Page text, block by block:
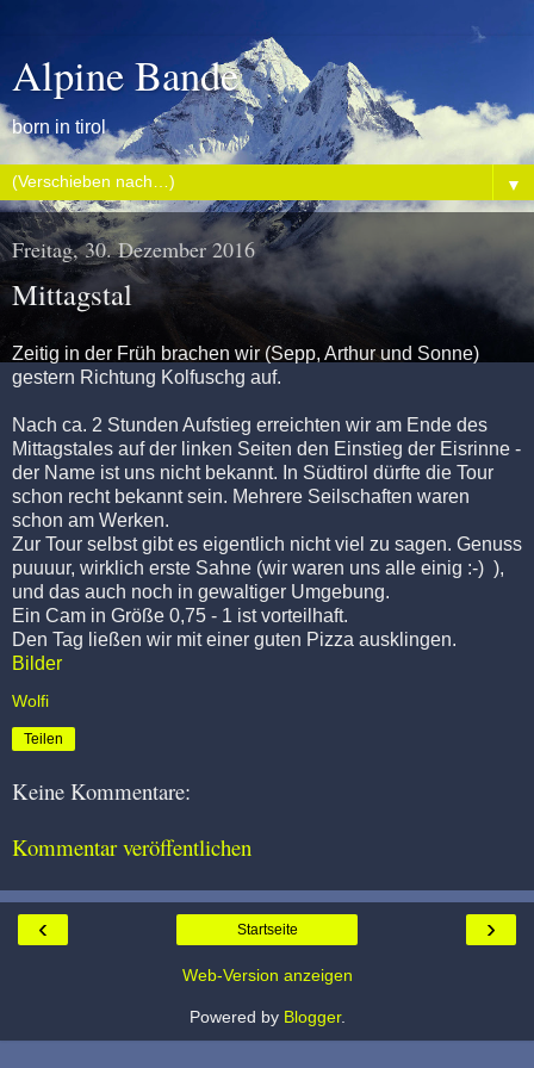
Alpine Bande
born in tirol
▼
Freitag, 30. Dezember 2016
Mittagstal
Zeitig in der Früh brachen wir (Sepp, Arthur und Sonne)
gestern Richtung Kolfuschg auf.
Nach ca. 2 Stunden Aufstieg erreichten wir am Ende des
Mittagstales auf der linken Seiten den Einstieg der Eisrinne -
der Name ist uns nicht bekannt. In Südtirol dürfte die Tour
schon recht bekannt sein. Mehrere Seilschaften waren
schon am Werken.
Zur Tour selbst gibt es eigentlich nicht viel zu sagen. Genuss
puuuur, wirklich erste Sahne (wir waren uns alle einig :-) ),
und das auch noch in gewaltiger Umgebung.
Ein Cam in Größe 0,75 - 1 ist vorteilhaft.
Den Tag ließen wir mit einer guten Pizza ausklingen.
Bilder
Wolfi
Teilen
Keine Kommentare:
Kommentar veröffentlichen
‹ ›
Startseite
Web-Version anzeigen
Powered by Blogger.